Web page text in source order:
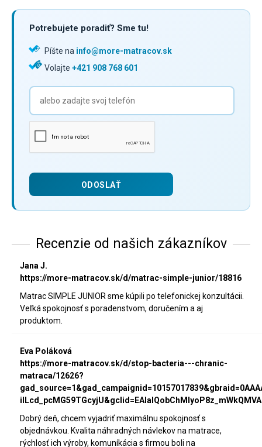
Potrebujete poradiť? Sme tu!
Píšte na info@more-matracov.sk
Volajte +421 908 768 601
Recenzie od našich zákazníkov
Jana J.
https://more-matracov.sk/d/matrac-simple-junior/18816
Matrac SIMPLE JUNIOR sme kúpili po telefonickej konzultácii.
Veľká spokojnosť s poradenstvom, doručením a aj
produktom.
Eva Poláková
https://more-matracov.sk/d/stop-bacteria---chranic-
matraca/12626?
Dobrý deň, chcem vyjadriť maximálnu spokojnosť s
objednávkou. Kvalita náhradných návlekov na matrace,
rýchlosť ich výroby, komuníkácia s firmou boli na